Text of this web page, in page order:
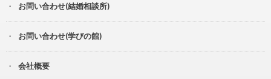
お問い合わせ(結婚相談所)
お問い合わせ(学びの館)
会社概要